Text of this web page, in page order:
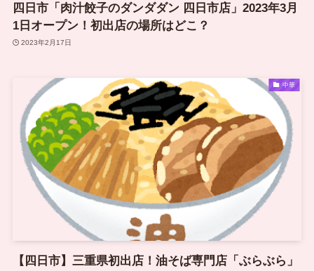
四日市「肉汁餃子のダンダダン 四日市店」2023年3月
1日オープン！初出店の場所はどこ？
2023年2月17日
中華
【四日市】三重県初出店！油そば専門店「ぶらぶら」